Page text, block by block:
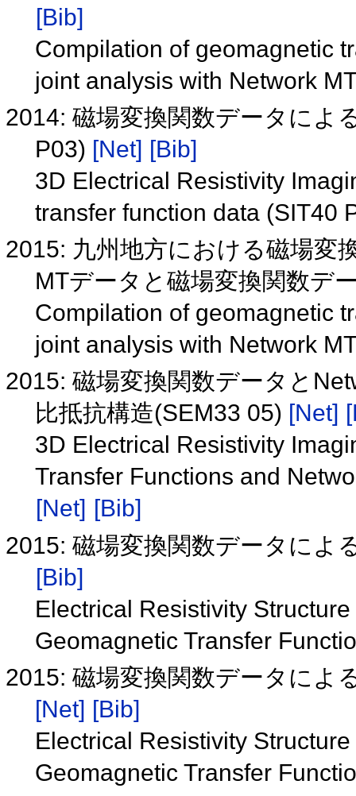
[Bib]
Compilation of geomagnetic
joint analysis with Network
2014: 磁場変換関数データによ
P03) [Net] [Bib]
3D Electrical Resistivity
transfer function data (SIT40
2015: 九州地方における磁場変
MTデータと磁場変換関数デ
Compilation of geomagnetic
joint analysis with Network
2015: 磁場変換関数データと
比抵抗構造(SEM33 05) [Net]
3D Electrical Resistivity
Transfer Functions and
[Net] [Bib]
2015: 磁場変換関数データによ
[Bib]
Electrical Resistivity
Geomagnetic Transfer
2015: 磁場変換関数データによ
[Net] [Bib]
Electrical Resistivity
Geomagnetic Transfer